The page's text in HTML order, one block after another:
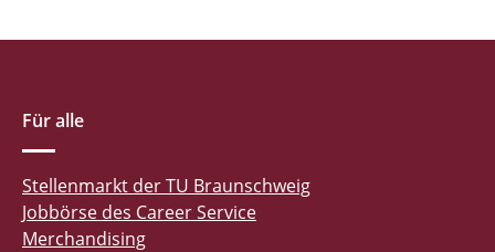
Für alle
Stellenmarkt der TU Braunschweig
Jobbörse des Career Service
Merchandising